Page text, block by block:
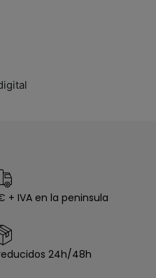
+ IVA en la peninsula
24h/48h